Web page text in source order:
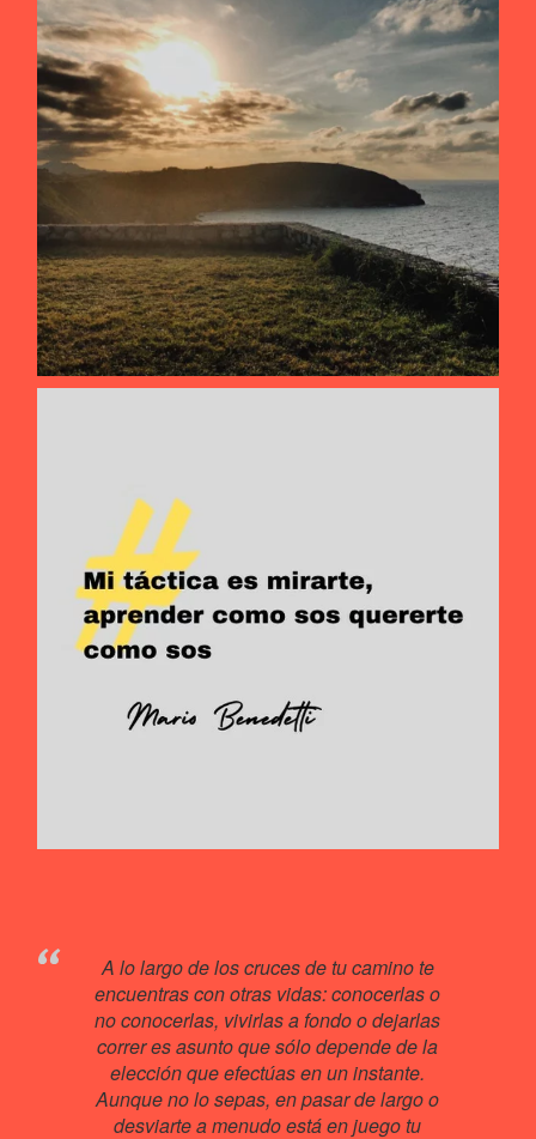
A lo largo de los cruces de tu camino te
encuentras con otras vidas: conocerlas o
no conocerlas, vivirlas a fondo o dejarlas
correr es asunto que sólo depende de la
elección que efectúas en un instante.
Aunque no lo sepas, en pasar de largo o
desviarte a menudo está en juego tu